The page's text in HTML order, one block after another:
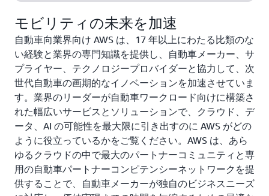
モビリティの未来を加速
自動車向業界向け AWS は、17 年以上にわたる比類のな
い経験と業界の専門知識を提供し、自動車メーカー、サ
プライヤー、テクノロジープロバイダーと協力して、次
世代自動車の画期的なイノベーションを加速させていま
す。業界のリーダーが自動車ワークロード向けに構築さ
れた幅広いサービスとソリューションで、クラウド、デ
ータ、AI の可能性を最大限に引き出すのに AWS がどの
ように役立っているかをご覧ください。AWS は、あら
ゆるクラウドの中で最大のパートナーコミュニティと専
用の自動車パートナーコンピテンシーネットワークを提
供することで、自動車メーカーが独自のビジネスニーズ